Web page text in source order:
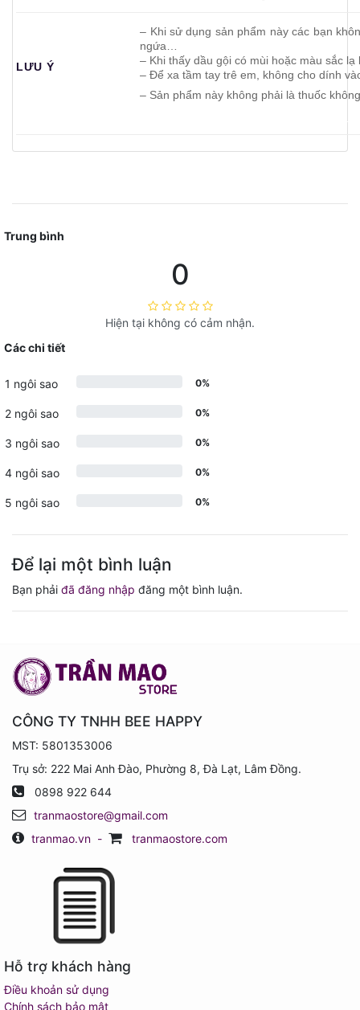
LƯU Ý
– Khi sử dụng sản phẩm này các bạn
ngứa…
– Khi thấy dầu gội có mùi hoặc màu sắc
– Để xa tầm tay trê em, không cho dính
– Sản phẩm này không phải là thuốc
Trung bình
0
Hiện tại không có cảm nhận.
Các chi tiết
1 ngôi sao 0%
2 ngôi sao 0%
3 ngôi sao 0%
4 ngôi sao 0%
5 ngôi sao 0%
Để lại một bình luận
Bạn phải đã đăng nhập đăng một bình luận.
CÔNG TY TNHH BEE HAPPY
MST: 5801353006
Trụ sở: 222 Mai Anh Đào, Phường 8, Đà Lạt, Lâm Đồng.
0898 922 644
tranmaostore@gmail.com
tranmao.vn - tranmaostore.com
Hỗ trợ khách hàng
Điều khoản sử dụng
Chính sách bảo mật